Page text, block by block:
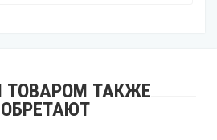
ТОВАРОМ ТАКЖЕ